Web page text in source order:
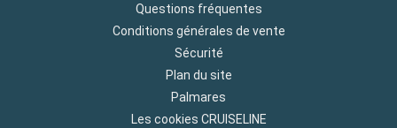
Questions fréquentes
Conditions générales de vente
Sécurité
Plan du site
Palmares
Les cookies CRUISELINE